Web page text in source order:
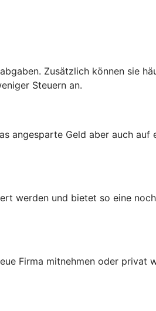
Zusätzlich können sie
Steuern an.
angesparte Geld aber auch auf
werden und bietet so eine
Firma mitnehmen oder privat